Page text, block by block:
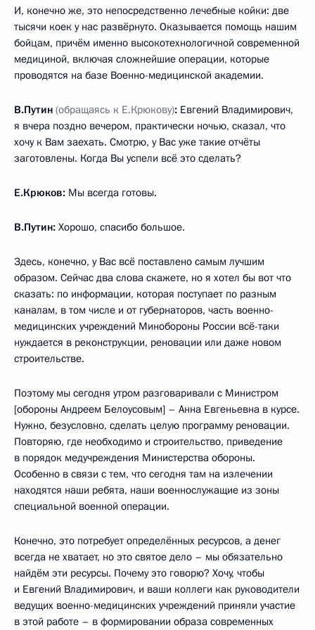
И, конечно же, это непосредственно лечебные койки: две
тысячи коек у нас развёрнуто. Оказывается помощь нашим
бойцам, причём именно высокотехнологичной современной
медициной, включая сложнейшие операции, которые
проводятся на базе Военно-медицинской академии.
В.Путин (обращаясь к Е.Крюкову): Евгений Владимирович,
я вчера поздно вечером, практически ночью, сказал, что
хочу к Вам заехать. Смотрю, у Вас уже такие отчёты
заготовлены. Когда Вы успели всё это сделать?
Е.Крюков: Мы всегда готовы.
В.Путин: Хорошо, спасибо большое.
Здесь, конечно, у Вас всё поставлено самым лучшим
образом. Сейчас два слова скажете, но я хотел бы вот что
сказать: по информации, которая поступает по разным
каналам, в том числе и от губернаторов, часть военно-
медицинских учреждений Минобороны России всё-таки
нуждается в реконструкции, реновации или даже новом
строительстве.
Поэтому мы сегодня утром разговаривали с Министром
[обороны Андреем Белоусовым] – Анна Евгеньевна в курсе.
Нужно, безусловно, сделать целую программу реновации.
Повторяю, где необходимо и строительство, приведение
в порядок медучреждения Министерства обороны.
Особенно в связи с тем, что сегодня там на излечении
находятся наши ребята, наши военнослужащие из зоны
специальной военной операции.
Конечно, это потребует определённых ресурсов, а денег
всегда не хватает, но это святое дело – мы обязательно
найдём эти ресурсы. Почему это говорю? Хочу, чтобы
и Евгений Владимирович, и ваши коллеги как руководители
ведущих военно-медицинских учреждений приняли участие
в этой работе – в формировании образа современных